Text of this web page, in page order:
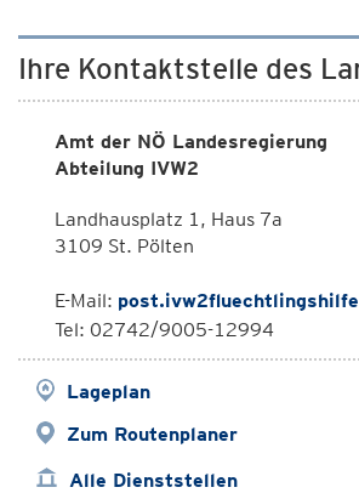
Ihre Kontaktstelle des
Amt der NÖ Landesregierung
Abteilung IVW2
Landhausplatz 1, Haus 7a
3109 St. Pölten
E-Mail:
Tel: 02742/9005-12994
Lageplan
Zum Routenplaner
Alle Dienststellen